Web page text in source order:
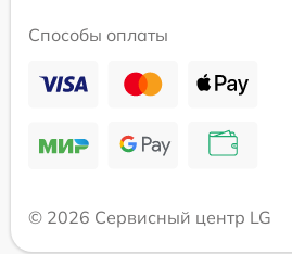
Способы оплаты
© 2026 Сервисный центр LG